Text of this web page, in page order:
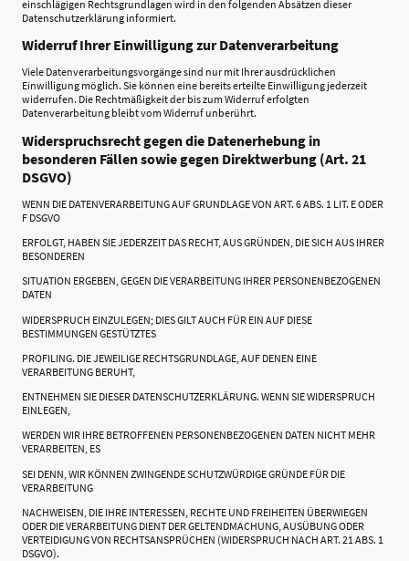
einschlägigen Rechtsgrundlagen wird in den folgenden Absätzen dieser
Datenschutzerklärung informiert.
Widerruf Ihrer Einwilligung zur Datenverarbeitung
Viele Datenverarbeitungsvorgänge sind nur mit Ihrer ausdrücklichen
Einwilligung möglich. Sie können eine bereits erteilte Einwilligung jederzeit
widerrufen. Die Rechtmäßigkeit der bis zum Widerruf erfolgten
Datenverarbeitung bleibt vom Widerruf unberührt.
Widerspruchsrecht gegen die Datenerhebung in
besonderen Fällen sowie gegen Direktwerbung (Art. 21
DSGVO)
WENN DIE DATENVERARBEITUNG AUF GRUNDLAGE VON ART. 6 ABS. 1 LIT. E ODER
F DSGVO
ERFOLGT, HABEN SIE JEDERZEIT DAS RECHT, AUS GRÜNDEN, DIE SICH AUS IHRER
BESONDEREN
SITUATION ERGEBEN, GEGEN DIE VERARBEITUNG IHRER PERSONENBEZOGENEN
DATEN
WIDERSPRUCH EINZULEGEN; DIES GILT AUCH FÜR EIN AUF DIESE
BESTIMMUNGEN GESTÜTZTES
PROFILING. DIE JEWEILIGE RECHTSGRUNDLAGE, AUF DENEN EINE
VERARBEITUNG BERUHT,
ENTNEHMEN SIE DIESER DATENSCHUTZERKLÄRUNG. WENN SIE WIDERSPRUCH
EINLEGEN,
WERDEN WIR IHRE BETROFFENEN PERSONENBEZOGENEN DATEN NICHT MEHR
VERARBEITEN, ES
SEI DENN, WIR KÖNNEN ZWINGENDE SCHUTZWÜRDIGE GRÜNDE FÜR DIE
VERARBEITUNG
NACHWEISEN, DIE IHRE INTERESSEN, RECHTE UND FREIHEITEN ÜBERWIEGEN
ODER DIE VERARBEITUNG DIENT DER GELTENDMACHUNG, AUSÜBUNG ODER
VERTEIDIGUNG VON RECHTSANSPRÜCHEN (WIDERSPRUCH NACH ART. 21 ABS. 1
DSGVO).